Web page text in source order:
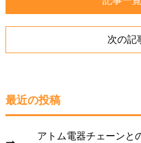
次の記
最近の投稿
アトム電器チェーンと